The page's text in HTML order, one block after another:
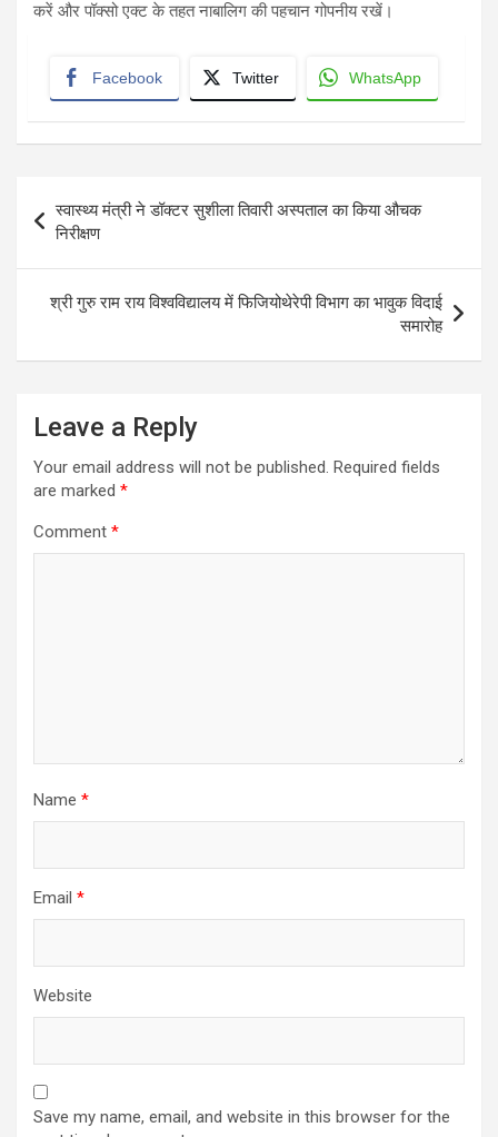
करें और पॉक्सो एक्ट के तहत नाबालिग की पहचान गोपनीय रखें।
Facebook Twitter WhatsApp
navigation
स्वास्थ्य मंत्री ने डॉक्टर सुशीला तिवारी अस्पताल का किया औचक
निरीक्षण
श्री गुरु राम राय विश्वविद्यालय में फिजियोथेरेपी विभाग का भावुक विदाई
समारोह
Leave a Reply
Your email address will not be published. Required fields
are marked *
Comment *
Name *
Email *
Website
Save my name, email, and website in this browser for the